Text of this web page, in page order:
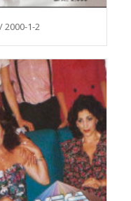
2000-1-2